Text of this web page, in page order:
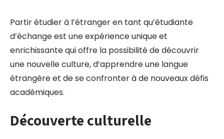
Partir étudier à l’étranger en tant qu’étudiante
d’échange est une expérience unique et
enrichissante qui offre la possibilité de découvrir
une nouvelle culture, d’apprendre une langue
étrangère et de se confronter à de nouveaux défis
académiques.
Découverte culturelle